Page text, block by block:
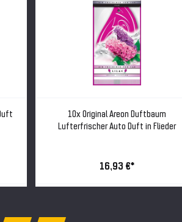
10x Original Areon Duftbaum
Lufterfrischer Auto Duft in Flieder
16,93 €*